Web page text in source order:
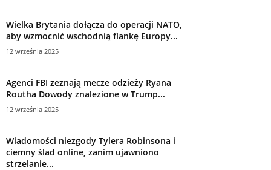
Wielka Brytania dołącza do operacji NATO,
aby wzmocnić wschodnią flankę Europy...
12 września 2025
Agenci FBI zeznają mecze odzieży Ryana
Routha Dowody znalezione w Trump...
12 września 2025
Wiadomości niezgody Tylera Robinsona i
ciemny ślad online, zanim ujawniono
strzelanie...